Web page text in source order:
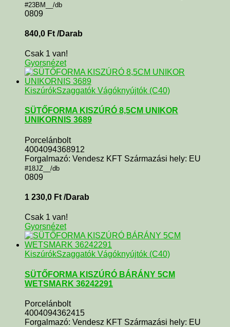
#23BM__/db
0809
840,0 Ft /Darab
Csak 1 van!
Gyorsnézet
KiszúrókSzaggatók Vágóknyújtók (C40)
SÜTŐFORMA KISZÚRÓ 8,5CM UNIKOR
UNIKORNIS 3689
Porcelánbolt
4004094368912
Forgalmazó: Vendesz KFT Származási hely: EU
#18JZ__/db
0809
1 230,0 Ft /Darab
Csak 1 van!
Gyorsnézet
KiszúrókSzaggatók Vágóknyújtók (C40)
SÜTŐFORMA KISZÚRÓ BÁRÁNY 5CM
WETSMARK 36242291
Porcelánbolt
4004094362415
Forgalmazó: Vendesz KFT Származási hely: EU